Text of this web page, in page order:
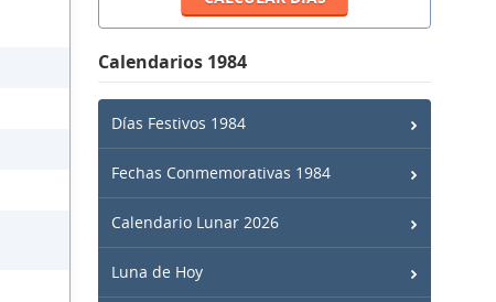
Calendarios 1984
Días Festivos 1984
Fechas Conmemorativas 1984
Calendario Lunar 2026
Luna de Hoy